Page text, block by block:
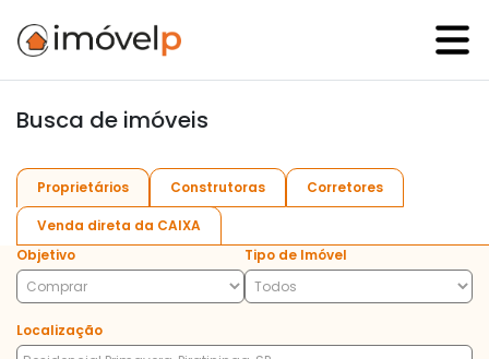
Busca de imóveis
Proprietários Construtoras Corretores
Venda direta da CAIXA
Objetivo
Tipo de Imóvel
Localização